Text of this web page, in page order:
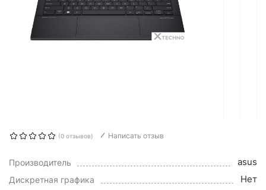
(0 отзывов) Написать отзыв
Производитель asus
Дискретная графика Нет